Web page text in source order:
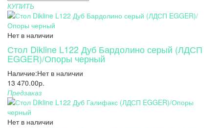
КУПИТЬ
Нет в наличии
Стол Dikline L122 Дуб Бардолино серый (ЛДСП
EGGER)/Опоры черный
Наличие:Нет в наличии
13 470.00р.
Предзаказ
Нет в наличии